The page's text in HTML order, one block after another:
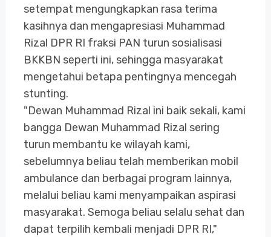
setempat mengungkapkan rasa terima
kasihnya dan mengapresiasi Muhammad
Rizal DPR RI fraksi PAN turun sosialisasi
BKKBN seperti ini, sehingga masyarakat
mengetahui betapa pentingnya mencegah
stunting.
"Dewan Muhammad Rizal ini baik sekali, kami
bangga Dewan Muhammad Rizal sering
turun membantu ke wilayah kami,
sebelumnya beliau telah memberikan mobil
ambulance dan berbagai program lainnya,
melalui beliau kami menyampaikan aspirasi
masyarakat. Semoga beliau selalu sehat dan
dapat terpilih kembali menjadi DPR RI,"